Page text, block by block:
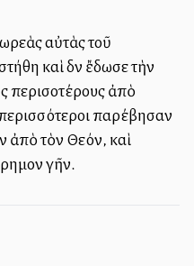
αὐτὰς τοῦ
καὶ δὲν ἔδωσε τὴν
περισοτέρους ἀπὸ
παρέβησαν
ἀπὸ τὸν Θεόν, καὶ
γῆν.